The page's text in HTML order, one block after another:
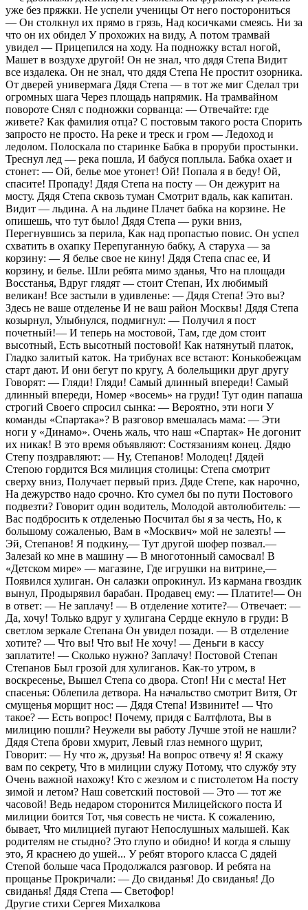
уже без пряжки. Не успели ученицы От него посторониться
— Он столкнул их прямо в грязь, Над косичками смеясь. Ни за
что он их обидел У прохожих на виду, А потом трамвай
увидел — Прицепился на ходу. На подножку встал ногой,
Машет в воздухе другой! Он не знал, что дядя Степа Видит
все издалека. Он не знал, что дядя Степа Не простит озорника.
От дверей универмага Дядя Степа — в тот же миг Сделал три
огромных шага Через площадь напрямик. На трамвайном
повороте Снял с подножки сорванца: — Отвечайте: где
живете? Как фамилия отца? С постовым такого роста Спорить
запросто не просто. На реке и треск и гром — Ледоход и
ледолом. Полоскала по старинке Бабка в проруби простынки.
Треснул лед — река пошла, И бабуся поплыла. Бабка охает и
стонет: — Ой, белье мое утонет! Ой! Попала я в беду! Ой,
спасите! Пропаду! Дядя Степа на посту — Он дежурит на
мосту. Дядя Степа сквозь туман Смотрит вдаль, как капитан.
Видит — льдина. А на льдине Плачет бабка на корзине. Не
опишешь, что тут было! Дядя Степа — руки вниз,
Перегнувшись за перила, Как над пропастью повис. Он успел
схватить в охапку Перепуганную бабку, А старуха — за
корзину: — Я белье свое не кину! Дядя Степа спас ее, И
корзину, и белье. Шли ребята мимо зданья, Что на площади
Восстанья, Вдруг глядят — стоит Степан, Их любимый
великан! Все застыли в удивленье: — Дядя Степа! Это вы?
Здесь не ваше отделенье И не ваш район Москвы! Дядя Степа
козырнул, Улыбнулся, подмигнул: — Получил я пост
почетный!— И теперь на мостовой, Там, где дом стоит
высотный, Есть высотный постовой! Как натянутый платок,
Гладко залитый каток. На трибунах все встают: Конькобежцам
старт дают. И они бегут по кругу, А болельщики друг другу
Говорят: — Гляди! Гляди! Самый длинный впереди! Самый
длинный впереди, Номер «восемь» на груди! Тут один папаша
строгий Своего спросил сынка: — Вероятно, эти ноги У
команды «Спартака»? В разговор вмешалась мама: — Эти
ноги у «Динамо». Очень жаль, что наш «Спартак» Не догонит
их никак! В это время объявляют: Состязаниям конец. Дядю
Степу поздравляют: — Ну, Степанов! Молодец! Дядей
Степою гордится Вся милиция столицы: Степа смотрит
сверху вниз, Получает первый приз. Дяде Степе, как нарочно,
На дежурство надо срочно. Кто сумел бы по пути Постового
подвезти? Говорит один водитель, Молодой автолюбитель: —
Вас подбросить к отделенью Посчитал бы я за честь, Но, к
большому сожаленью, Вам в «Москвич» мой не залезть! —
Эй, Степанов! Я подкину,— Тут другой шофер позвал.—
Залезай ко мне в машину — В многотонный самосвал! В
«Детском мире» — магазине, Где игрушки на витрине,—
Появился хулиган. Он салазки опрокинул. Из кармана гвоздик
вынул, Продырявил барабан. Продавец ему: — Платите!— Он
в ответ: — Не заплачу! — В отделение хотите?— Отвечает: —
Да, хочу! Только вдруг у хулигана Сердце екнуло в груди: В
светлом зеркале Степана Он увидел позади. — В отделение
хотите? — Что вы! Что вы! Не хочу! — Деньги в кассу
заплатите! — Сколько нужно? Заплачу! Постовой Степан
Степанов Был грозой для хулиганов. Как-то утром, в
воскресенье, Вышел Степа со двора. Стоп! Ни с места! Нет
спасенья: Облепила детвора. На начальство смотрит Витя, От
смущенья морщит нос: — Дядя Степа! Извините! — Что
такое? — Есть вопрос! Почему, придя с Балтфлота, Вы в
милицию пошли? Неужели вы работу Лучше этой не нашли?
Дядя Степа брови хмурит, Левый глаз немного щурит,
Говорит: — Ну что ж, друзья! На вопрос отвечу я! Я скажу
вам по секрету, Что в милиции служу Потому, что службу эту
Очень важной нахожу! Кто с жезлом и с пистолетом На посту
зимой и летом? Наш советский постовой — Это — тот же
часовой! Ведь недаром сторонится Милицейского поста И
милиции боится Тот, чья совесть не чиста. К сожалению,
бывает, Что милицией пугают Непослушных малышей. Как
родителям не стыдно? Это глупо и обидно! И когда я слышу
это, Я краснею до ушей... У ребят второго класса С дядей
Степой больше часа Продолжался разговор. И ребята на
прощанье Прокричали: — До свиданья! До свиданья! До
свиданья! Дядя Степа — Светофор!
Другие стихи Сергея Михалкова